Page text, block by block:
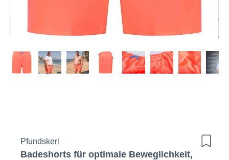
Pfundskerl
Badeshorts für optimale Beweglichkeit,